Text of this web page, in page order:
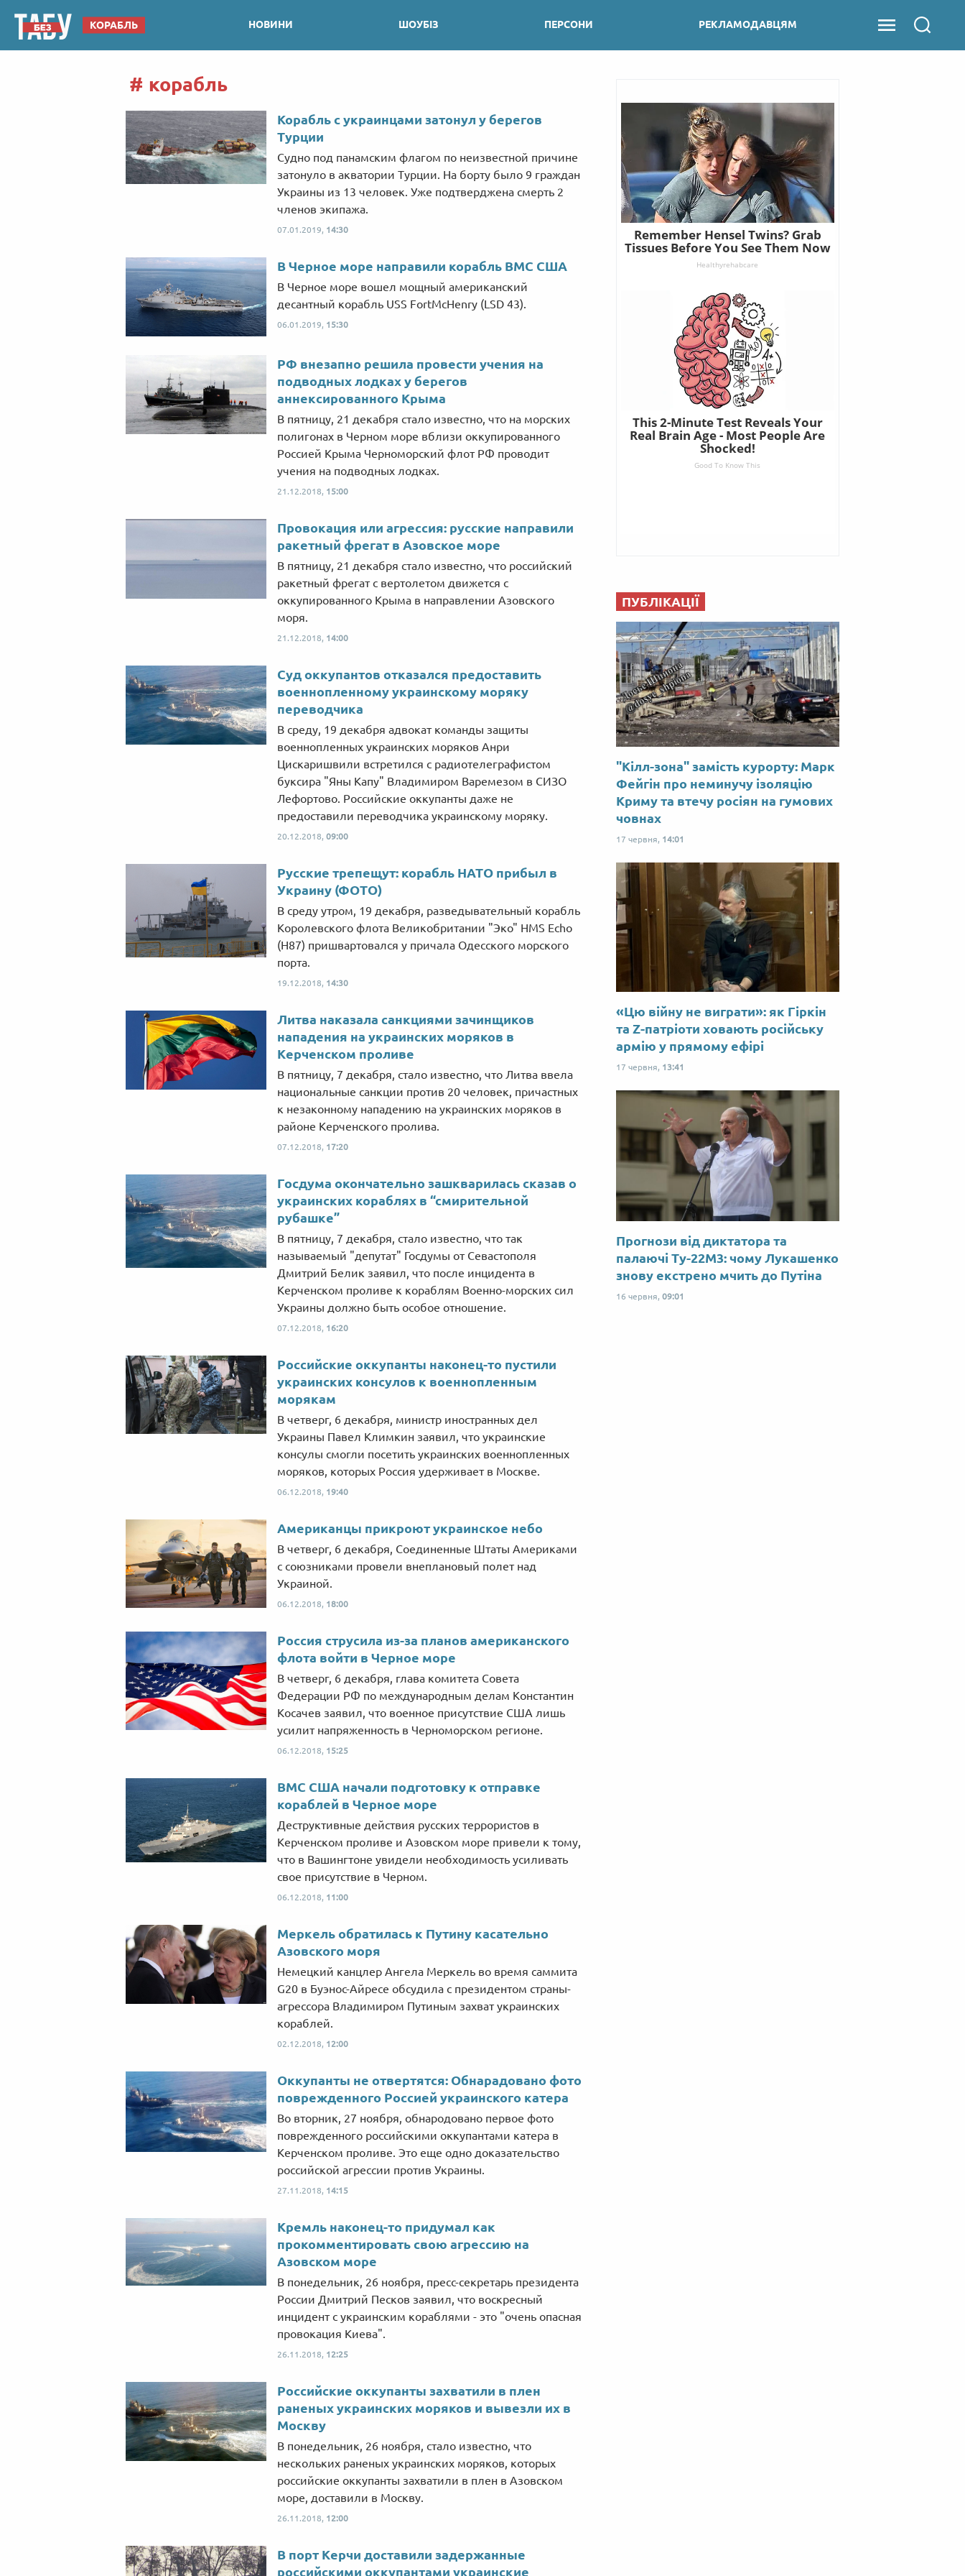
КОРАБЛЬ НОВИНИ ШОУБІЗ ПЕРСОНИ РЕКЛАМОДАВЦЯМ
корабль
Корабль с украинцами затонул у берегов
Турции
Судно под панамским флагом по неизвестной причине
затонуло в акватории Турции. На борту было 9 граждан
Украины из 13 человек. Уже подтверджена смерть 2
членов экипажа.
07.01.2019, 14:30
В Черное море направили корабль ВМС США
В Черное море вошел мощный американский
десантный корабль USS FortMcHenry (LSD 43).
06.01.2019, 15:30
РФ внезапно решила провести учения на
подводных лодках у берегов
аннексированного Крыма
В пятницу, 21 декабря стало известно, что на морских
полигонах в Черном море вблизи оккупированного
Россией Крыма Черноморский флот РФ проводит
учения на подводных лодках.
21.12.2018, 15:00
Провокация или агрессия: русские направили
ракетный фрегат в Азовское море
В пятницу, 21 декабря стало известно, что российский
ракетный фрегат с вертолетом движется с
оккупированного Крыма в направлении Азовского
моря.
21.12.2018, 14:00
Суд оккупантов отказался предоставить
военнопленному украинскому моряку
переводчика
В среду, 19 декабря адвокат команды защиты
военнопленных украинских моряков Анри
Цискаришвили встретился с радиотелеграфистом
буксира "Яны Капу" Владимиром Варемезом в СИЗО
Лефортово. Российские оккупанты даже не
предоставили переводчика украинскому моряку.
20.12.2018, 09:00
Русские трепещут: корабль НАТО прибыл в
Украину (ФОТО)
В среду утром, 19 декабря, разведывательный корабль
Королевского флота Великобритании "Эко" HMS Echo
(H87) пришвартовался у причала Одесского морского
порта.
19.12.2018, 14:30
Литва наказала санкциями зачинщиков
нападения на украинских моряков в
Керченском проливе
В пятницу, 7 декабря, стало известно, что Литва ввела
национальные санкции против 20 человек, причастных
к незаконному нападению на украинских моряков в
районе Керченского пролива.
07.12.2018, 17:20
Госдума окончательно зашкварилась сказав о
украинских кораблях в “смирительной
рубашке”
В пятницу, 7 декабря, стало известно, что так
называемый "депутат" Госдумы от Севастополя
Дмитрий Белик заявил, что после инцидента в
Керченском проливе к кораблям Военно-морских сил
Украины должно быть особое отношение.
07.12.2018, 16:20
Российские оккупанты наконец-то пустили
украинских консулов к военнопленным
морякам
В четверг, 6 декабря, министр иностранных дел
Украины Павел Климкин заявил, что украинские
консулы смогли посетить украинских военнопленных
моряков, которых Россия удерживает в Москве.
06.12.2018, 19:40
Американцы прикроют украинское небо
В четверг, 6 декабря, Соединенные Штаты Америками
с союзниками провели внеплановый полет над
Украиной.
06.12.2018, 18:00
Россия струсила из-за планов американского
флота войти в Черное море
В четверг, 6 декабря, глава комитета Совета
Федерации РФ по международным делам Константин
Косачев заявил, что военное присутствие США лишь
усилит напряженность в Черноморском регионе.
06.12.2018, 15:25
ВМС США начали подготовку к отправке
кораблей в Черное море
Деструктивные действия русских террористов в
Керченском проливе и Азовском море привели к тому,
что в Вашингтоне увидели необходимость усиливать
свое присутствие в Черном.
06.12.2018, 11:00
Меркель обратилась к Путину касательно
Азовского моря
Немецкий канцлер Ангела Меркель во время саммита
G20 в Буэнос-Айресе обсудила с президентом страны-
агрессора Владимиром Путиным захват украинских
кораблей.
02.12.2018, 12:00
Оккупанты не отвертятся: Обнарадовано фото
поврежденного Россией украинского катера
Во вторник, 27 ноября, обнародовано первое фото
поврежденного российскими оккупантами катера в
Керченском проливе. Это еще одно доказательство
российской агрессии против Украины.
27.11.2018, 14:15
Кремль наконец-то придумал как
прокомментировать свою агрессию на
Азовском море
В понедельник, 26 ноября, пресс-секретарь президента
России Дмитрий Песков заявил, что воскресный
инцидент с украинским кораблями - это "очень опасная
провокация Киева".
26.11.2018, 12:25
Российские оккупанты захватили в плен
раненых украинских моряков и вывезли их в
Москву
В понедельник, 26 ноября, стало известно, что
нескольких раненых украинских моряков, которых
российские оккупанты захватили в плен в Азовском
море, доставили в Москву.
26.11.2018, 12:00
В порт Керчи доставили задержанные
российскими оккупантами украинские
ПУБЛІКАЦІЇ
"Кілл-зона" замість курорту: Марк
Фейгін про неминучу ізоляцію
Криму та втечу росіян на гумових
човнах
17 червня, 14:01
«Цю війну не виграти»: як Гіркін
та Z-патріоти ховають російську
армію у прямому ефірі
17 червня, 13:41
Прогнози від диктатора та
палаючі Ту-22М3: чому Лукашенко
знову екстрено мчить до Путіна
16 червня, 09:01